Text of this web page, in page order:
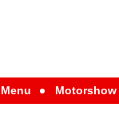
Menu Motorshow